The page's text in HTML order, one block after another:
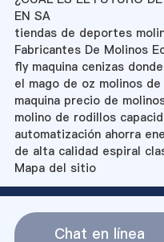
EN SA
tiendas de deportes
Fabricantes De Molinos
fly maquina cenizas
el mago de oz molinos
maquina precio de
molino de rodillos
automatización ahorra
de alta calidad espiral
Mapa del sitio
Chat en línea